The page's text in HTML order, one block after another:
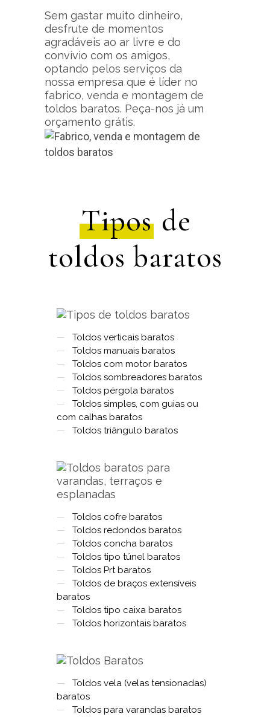
Sem gastar muito dinheiro,
desfrute de momentos
agradáveis ao ar livre e do
convívio com os amigos,
optando pelos serviços da
nossa empresa que é líder no
fabrico, venda e montagem de
toldos baratos. Peça-nos já um
orçamento grátis.
Tiposde
toldos baratos
—
Toldos verticais baratos
—
Toldos manuais baratos
—
Toldos com motor baratos
—
Toldos sombreadores baratos
—
Toldos pérgola baratos
—
Toldos simples, com guias ou
com calhas baratos
—
Toldos triângulo baratos
—
Toldos cofre baratos
—
Toldos redondos baratos
—
Toldos concha baratos
—
Toldos tipo túnel baratos
—
Toldos Prt baratos
—
Toldos de braços extensíveis
baratos
—
Toldos tipo caixa baratos
—
Toldos horizontais baratos
—
Toldos vela (velas tensionadas)
baratos
—
Toldos para varandas baratos